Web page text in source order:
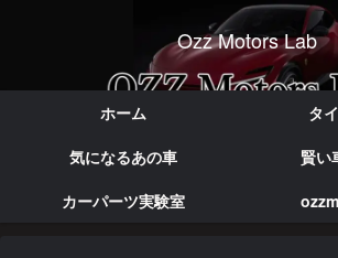
実体験で語る本音のカー情報
Ozz Motors Lab
ホーム
タ
気になるあの車
賢い
カーパーツ実験室